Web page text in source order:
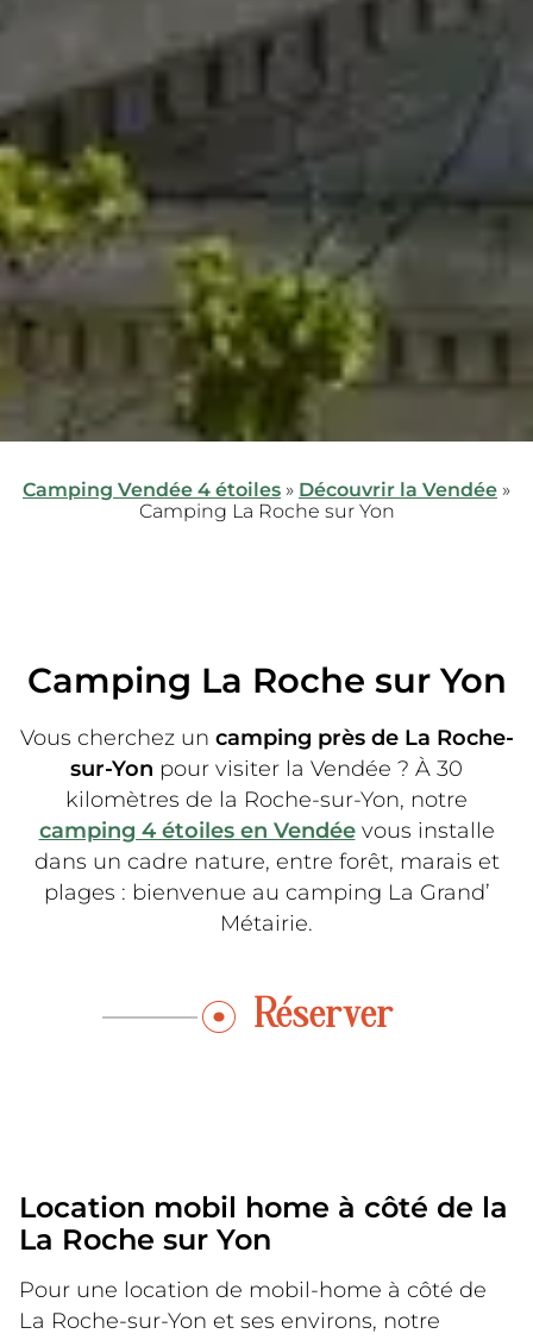
Camping Vendée 4 étoiles » Découvrir la Vendée »
Camping La Roche sur Yon
Camping La Roche sur Yon
Vous cherchez un camping près de La Roche-
sur-Yon pour visiter la Vendée ? À 30
kilomètres de la Roche-sur-Yon, notre
camping 4 étoiles en Vendéevous installe
dans un cadre nature, entre forêt, marais et
plages : bienvenue au camping La Grand’
Métairie.
Réserver
Location mobil home à côté de la
La Roche sur Yon
Pour une location de mobil-home à côté de
La Roche-sur-Yon et ses environs, notre